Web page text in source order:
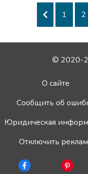
1 2
© 2020-
О сайте
Сообщить об
Юридическая
Отключить